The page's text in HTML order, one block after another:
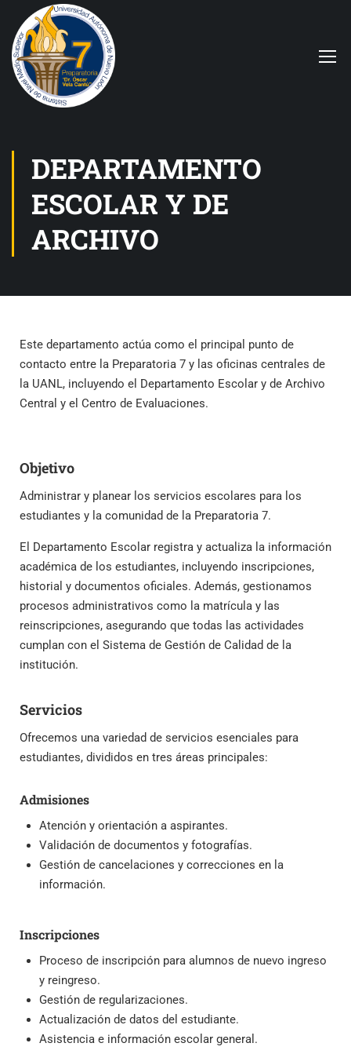
DEPARTAMENTO
ESCOLAR Y DE
ARCHIVO
Este departamento actúa como el principal punto de
contacto entre la Preparatoria 7 y las oficinas centrales de
la UANL, incluyendo el Departamento Escolar y de Archivo
Central y el Centro de Evaluaciones.
Objetivo
Administrar y planear los servicios escolares para los
estudiantes y la comunidad de la Preparatoria 7.
El Departamento Escolar registra y actualiza la información
académica de los estudiantes, incluyendo inscripciones,
historial y documentos oficiales. Además, gestionamos
procesos administrativos como la matrícula y las
reinscripciones, asegurando que todas las actividades
cumplan con el Sistema de Gestión de Calidad de la
institución.
Servicios
Ofrecemos una variedad de servicios esenciales para
estudiantes, divididos en tres áreas principales:
Admisiones
Atención y orientación a aspirantes.
Validación de documentos y fotografías.
Gestión de cancelaciones y correcciones en la
información.
Inscripciones
Proceso de inscripción para alumnos de nuevo ingreso
y reingreso.
Gestión de regularizaciones.
Actualización de datos del estudiante.
Asistencia e información escolar general.